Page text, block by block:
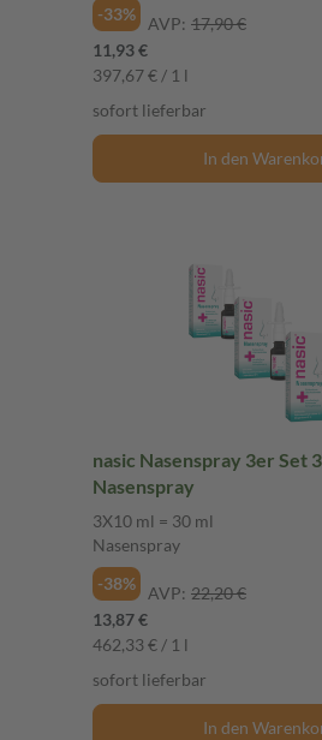
-33% AVP: 17,90 €
11,93 €
397,67 € / 1 l
sofort lieferbar
In den
nasic Nasenspray 3er Set
Nasenspray
3X10 ml = 30 ml
Nasenspray
-38% AVP: 22,20 €
13,87 €
462,33 € / 1 l
sofort lieferbar
In den